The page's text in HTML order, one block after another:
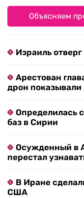
Объясняем
Израиль
Арестован
дрон показывали
Определилась
баз в Сирии
Осужденный в
перестал
В Иране
США